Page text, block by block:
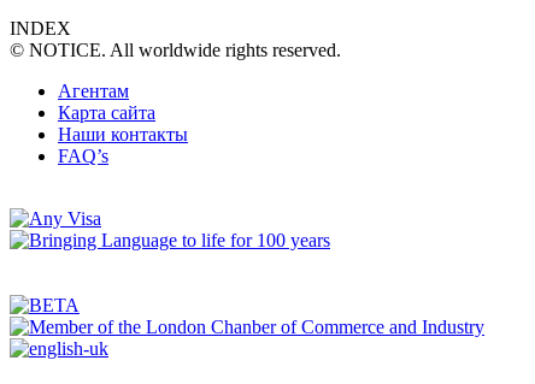
INDEX
© NOTICE. All worldwide rights reserved.
Агентам
Карта сайта
Наши контакты
FAQ’s